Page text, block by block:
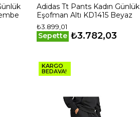
Adidas Tt Pants Kadın Günlük
Eşofman Altı KD1415 Beyaz
₺3.899,01
Sepette ₺3.782,03
KARGO
BEDAVA!